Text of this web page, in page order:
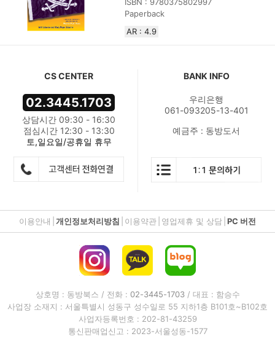
ISBN : 9780375802997
Paperback
AR : 4.9
CS CENTER
02.3445.1703
상담시간 09:30 - 16:30
점심시간 12:30 - 13:30
토,일요일/공휴일 휴무
BANK INFO
우리은행
061-093205-13-401
예금주 : 동방도서
이용안내 개인정보처리방침 이용약관 영업제휴 및 상담 PC 버전
상호명 : 동방북스 / 전화 : 02-3445-1703/ 대표 : 함승수
사업장 소재지 : 서울특별시 성동구 성수일로 55 지하1층 B101호~B102호
사업자등록번호 : 202-81-43259
통신판매업신고 : 2023-서울성동-1577